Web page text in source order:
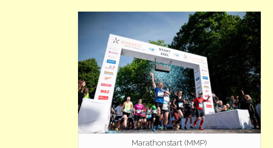
Marathonstart (MMP)